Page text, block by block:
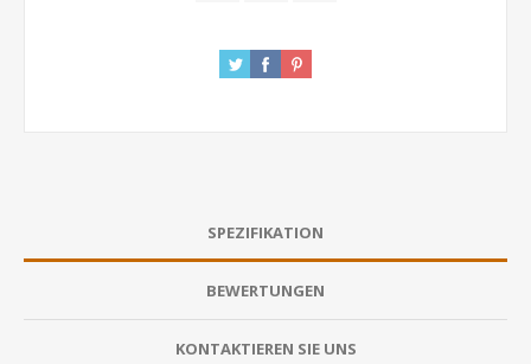
SPEZIFIKATION
BEWERTUNGEN
KONTAKTIEREN SIE UNS